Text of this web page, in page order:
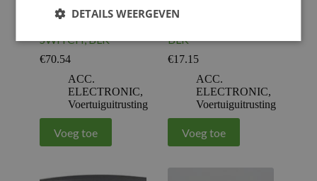
DAYTONA – DAYTO
SWITCH, BLK
€70.54
ACC.
ELECTRONIC,
Voertuiguitrusting
Voeg toe
DAYTONA – DAYTO
BLK
€17.15
ACC.
ELECTRONIC,
Voertuiguitrusting
Voeg toe
DETAILS WEERGEVEN